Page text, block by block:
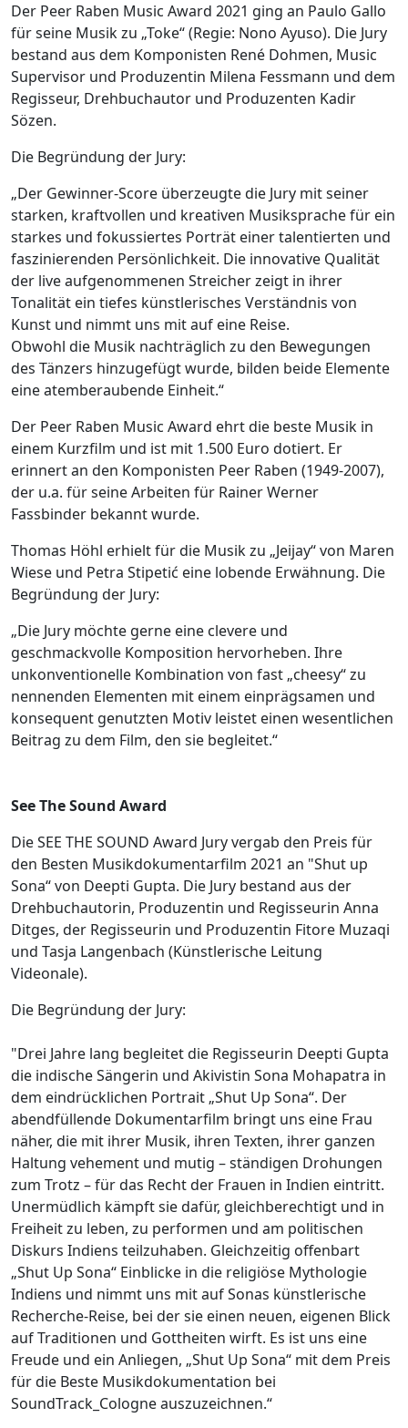
Der Peer Raben Music Award 2021 ging an Paulo Gallo
für seine Musik zu „Toke“ (Regie: Nono Ayuso). Die Jury
bestand aus dem Komponisten René Dohmen, Music
Supervisor und Produzentin Milena Fessmann und dem
Regisseur, Drehbuchautor und Produzenten Kadir
Sözen.
Die Begründung der Jury:
„Der Gewinner-Score überzeugte die Jury mit seiner
starken, kraftvollen und kreativen Musiksprache für ein
starkes und fokussiertes Porträt einer talentierten und
faszinierenden Persönlichkeit. Die innovative Qualität
der live aufgenommenen Streicher zeigt in ihrer
Tonalität ein tiefes künstlerisches Verständnis von
Kunst und nimmt uns mit auf eine Reise.
Obwohl die Musik nachträglich zu den Bewegungen
des Tänzers hinzugefügt wurde, bilden beide Elemente
eine atemberaubende Einheit.“
Der Peer Raben Music Award ehrt die beste Musik in
einem Kurzfilm und ist mit 1.500 Euro dotiert. Er
erinnert an den Komponisten Peer Raben (1949-2007),
der u.a. für seine Arbeiten für Rainer Werner
Fassbinder bekannt wurde.
Thomas Höhl erhielt für die Musik zu „Jeijay“ von Maren
Wiese und Petra Stipetić eine lobende Erwähnung. Die
Begründung der Jury:
„Die Jury möchte gerne eine clevere und
geschmackvolle Komposition hervorheben. Ihre
unkonventionelle Kombination von fast „cheesy“ zu
nennenden Elementen mit einem einprägsamen und
konsequent genutzten Motiv leistet einen wesentlichen
Beitrag zu dem Film, den sie begleitet.“
See The Sound Award
Die SEE THE SOUND Award Jury vergab den Preis für
den Besten Musikdokumentarfilm 2021 an "Shut up
Sona“ von Deepti Gupta. Die Jury bestand aus der
Drehbuchautorin, Produzentin und Regisseurin Anna
Ditges, der Regisseurin und Produzentin Fitore Muzaqi
und Tasja Langenbach (Künstlerische Leitung
Videonale).
Die Begründung der Jury:
"Drei Jahre lang begleitet die Regisseurin Deepti Gupta
die indische Sängerin und Akivistin Sona Mohapatra in
dem eindrücklichen Portrait „Shut Up Sona“. Der
abendfüllende Dokumentarfilm bringt uns eine Frau
näher, die mit ihrer Musik, ihren Texten, ihrer ganzen
Haltung vehement und mutig – ständigen Drohungen
zum Trotz – für das Recht der Frauen in Indien eintritt.
Unermüdlich kämpft sie dafür, gleichberechtigt und in
Freiheit zu leben, zu performen und am politischen
Diskurs Indiens teilzuhaben. Gleichzeitig offenbart
„Shut Up Sona“ Einblicke in die religiöse Mythologie
Indiens und nimmt uns mit auf Sonas künstlerische
Recherche-Reise, bei der sie einen neuen, eigenen Blick
auf Traditionen und Gottheiten wirft. Es ist uns eine
Freude und ein Anliegen, „Shut Up Sona“ mit dem Preis
für die Beste Musikdokumentation bei
SoundTrack_Cologne auszuzeichnen.“